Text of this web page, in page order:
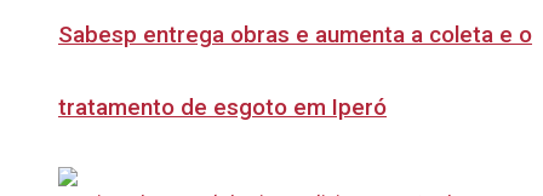
Sabesp entrega obras e aumenta a coleta e o
tratamento de esgoto em Iperó